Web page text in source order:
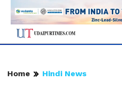
Home Hindi News